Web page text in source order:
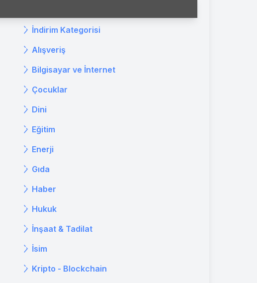
İndirim Kategorisi
Alışveriş
Bilgisayar ve İnternet
Çocuklar
Dini
Eğitim
Enerji
Gıda
Haber
Hukuk
İnşaat & Tadilat
İsim
Kripto - Blockchain